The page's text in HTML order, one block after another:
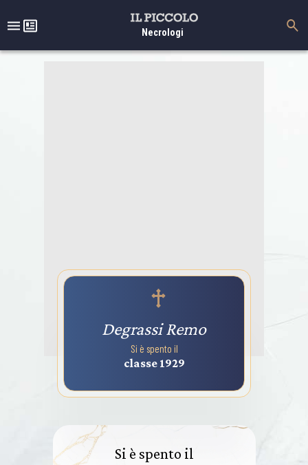
Necrologi
Degrassi Remo
Si è spento il
classe 1929
Si è spento il